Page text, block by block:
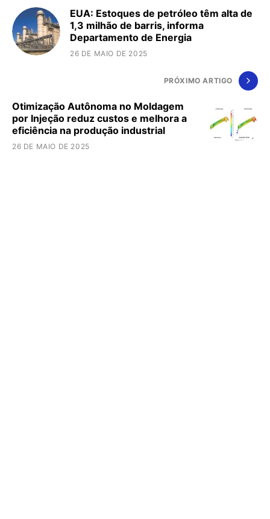
EUA: Estoques de petróleo têm alta de
1,3 milhão de barris, informa
Departamento de Energia
26 DE MAIO DE 2025
PRÓXIMO ARTIGO
Otimização Autônoma no Moldagem
por Injeção reduz custos e melhora a
eficiência na produção industrial
26 DE MAIO DE 2025